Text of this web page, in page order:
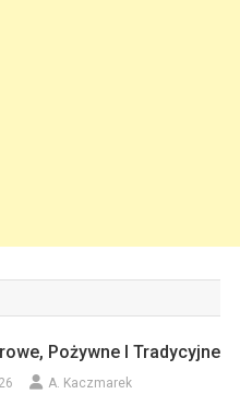
Pożywne I Tradycyjne
A. Kaczmarek